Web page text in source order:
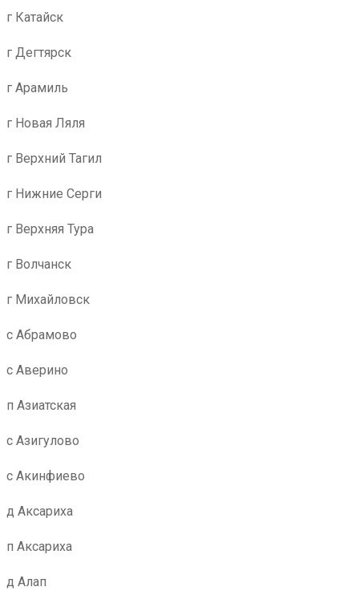
г Катайск
г Дегтярск
г Арамиль
г Новая Ляля
г Верхний Тагил
г Нижние Серги
г Верхняя Тура
г Волчанск
г Михайловск
с Абрамово
с Аверино
п Азиатская
с Азигулово
с Акинфиево
д Аксариха
п Аксариха
д Алап